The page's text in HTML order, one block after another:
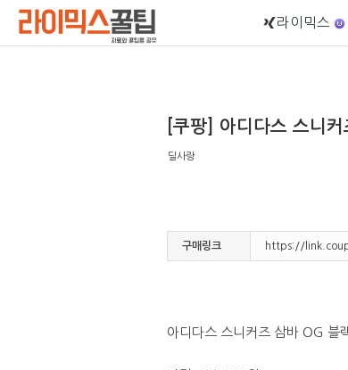
라이믹스
[쿠팡] 아디다스 스니
딜사랑
구매링크 https://
아디다스 스니커즈 삼바 OG 블
Sketchbook5, 스케치북5